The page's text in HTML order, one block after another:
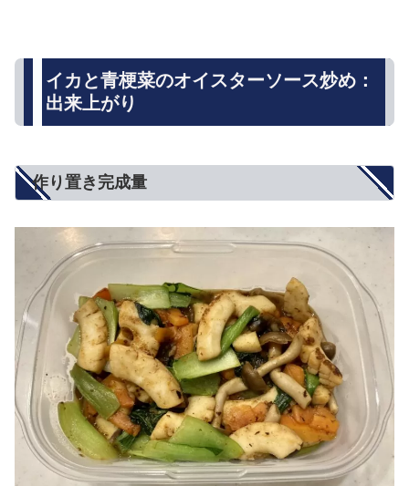
イカと青梗菜のオイスターソース炒め：
出来上がり
作り置き完成量